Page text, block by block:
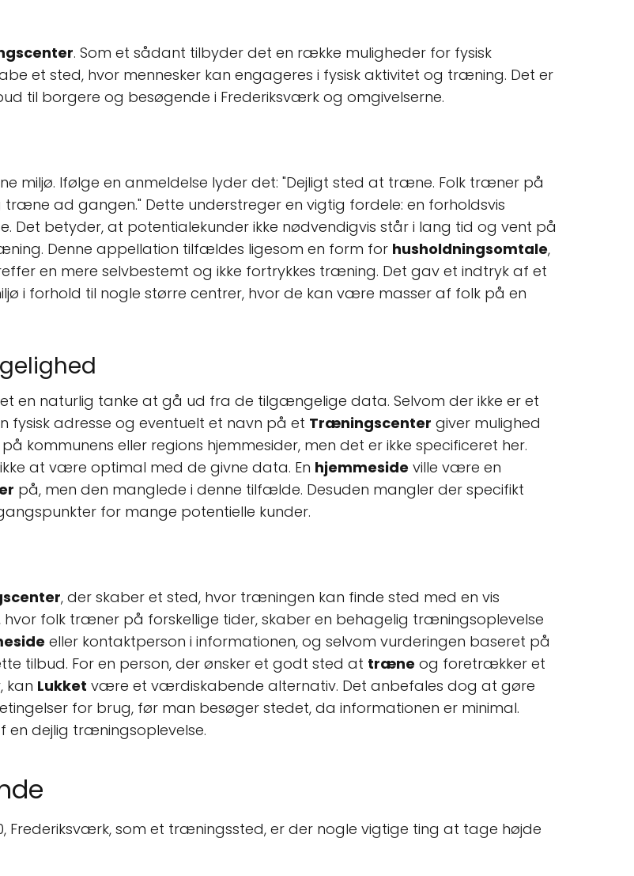
. Som et sådant tilbyder det en række muligheder for fysisk
et sted, hvor mennesker kan engageres i fysisk aktivitet og træning. Det er
til borgere og besøgende i Frederiksværk og omgivelserne.
miljø. Ifølge en anmeldelse lyder det: "Dejligt sted at træne. Folk træner på
ad gangen." Dette understreger en vigtig fordele: en forholdsvis
Det betyder, at potentialekunder ikke nødvendigvis står i lang tid og vent på
Denne appellation tilfældes ligesom en form for husholdningsomtale,
en mere selvbestemt og ikke fortrykkes træning. Det gav et indtryk af et
i forhold til nogle større centrer, hvor de kan være masser af folk på en
en naturlig tanke at gå ud fra de tilgængelige data. Selvom der ikke er et
fysisk adresse og eventuelt et navn på et Træningscenter giver mulighed
kommunens eller regions hjemmesider, men det er ikke specificeret her.
at være optimal med de givne data. En hjemmeside ville være en
på, men den manglede i denne tilfælde. Desuden mangler der specifikt
for mange potentielle kunder.
, der skaber et sted, hvor træningen kan finde sted med en vis
folk træner på forskellige tider, skaber en behagelig træningsoplevelse
eller kontaktperson i informationen, og selvom vurderingen baseret på
tilbud. For en person, der ønsker et godt sted at træne og foretrækker et
kan Lukket være et værdiskabende alternativ. Det anbefales dog at gøre
for brug, før man besøger stedet, da informationen er minimal.
dejlig træningsoplevelse.
Frederiksværk, som et træningssted, er der nogle vigtige ting at tage højde